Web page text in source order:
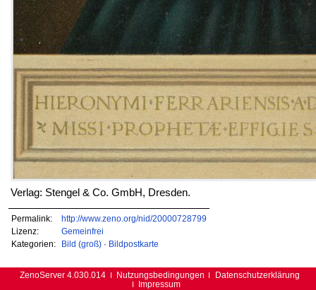
Verlag: Stengel & Co. GmbH, Dresden.
Permalink:
http://www.zeno.org/nid/20000728799
Lizenz:
Gemeinfrei
Kategorien:
Bild (groß)· Bildpostkarte
ZenoServer 4.030.014 Nutzungsbedingungen
Datenschutzerklärung
Impressum